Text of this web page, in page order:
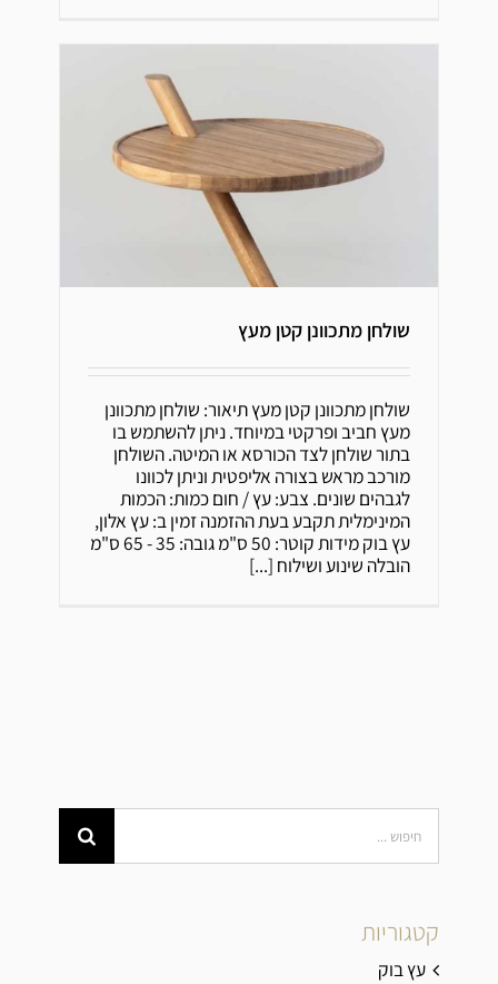
שולחן מתכוונן קטן מעץ
שולחן מתכוונן קטן מעץ
שולחן מתכוונן קטן מעץ תיאור: שולחן מתכוונן
מעץ חביב ופרקטי במיוחד. ניתן להשתמש בו
בתור שולחן לצד הכורסא או המיטה. השולחן
מורכב מראש בצורה אליפטית וניתן לכוונו
לגבהים שונים. צבע: עץ / חום כמות: הכמות
המינימלית תקבע בעת ההזמנה זמין ב: עץ אלון,
עץ בוק מידות קוטר: 50 ס"מ גובה: 35 - 65 ס"מ
הובלה שינוע ושילוח [...]
Search
for:
קטגוריות
עץ בוק